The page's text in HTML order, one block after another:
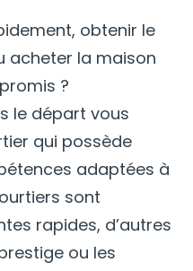
obtenir le
acheter la maison
?
le départ vous
qui possède
adaptées à
sont
rapides, d’autres
ou les